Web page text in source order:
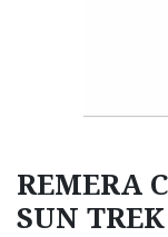
REMERA
SUN